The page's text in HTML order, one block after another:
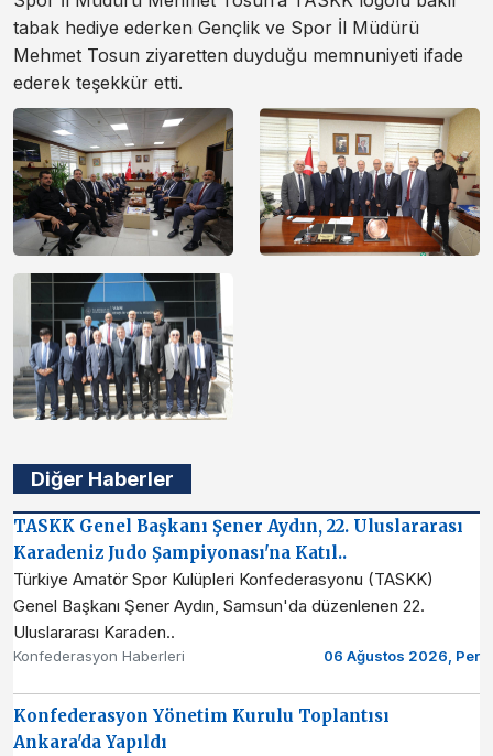
tabak hediye ederken Gençlik ve Spor İl Müdürü
Mehmet Tosun ziyaretten duyduğu memnuniyeti ifade
ederek teşekkür etti.
Diğer Haberler
TASKK Genel Başkanı Şener Aydın, 22. Uluslararası
Karadeniz Judo Şampiyonası'na Katıl..
Türkiye Amatör Spor Kulüpleri Konfederasyonu (TASKK)
Genel Başkanı Şener Aydın, Samsun'da düzenlenen 22.
Uluslararası Karaden..
Konfederasyon Haberleri 06 Ağustos 2026, Per
Konfederasyon Yönetim Kurulu Toplantısı
Ankara'da Yapıldı